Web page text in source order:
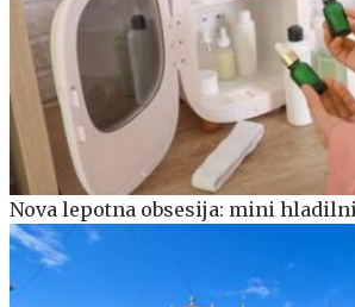
Nova lepotna obsesija: mini